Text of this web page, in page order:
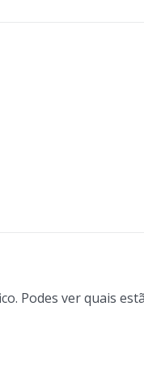
Podes ver quais